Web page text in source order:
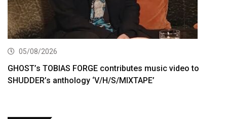
05/08/2026
GHOST’s TOBIAS FORGE contributes music video to
SHUDDER’s anthology ‘V/H/S/MIXTAPE’